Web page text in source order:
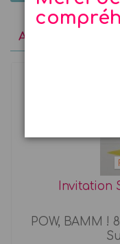
A découvrir
Invitation
POW, BAMM